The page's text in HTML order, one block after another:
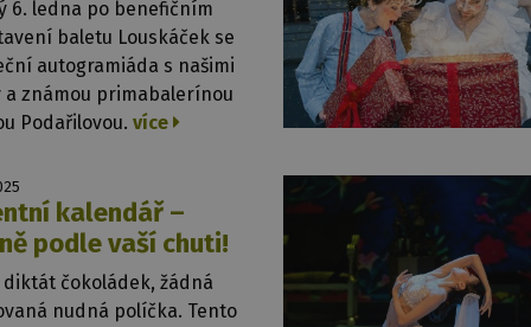
6. ledna po benefičním
baletu Louskáček se
autogramiáda s našimi
a známou primabalerínou
Podařilovou. více
kalendář –
podle vaší chuti!
diktát čokoládek, žádná
nudná políčka. Tento